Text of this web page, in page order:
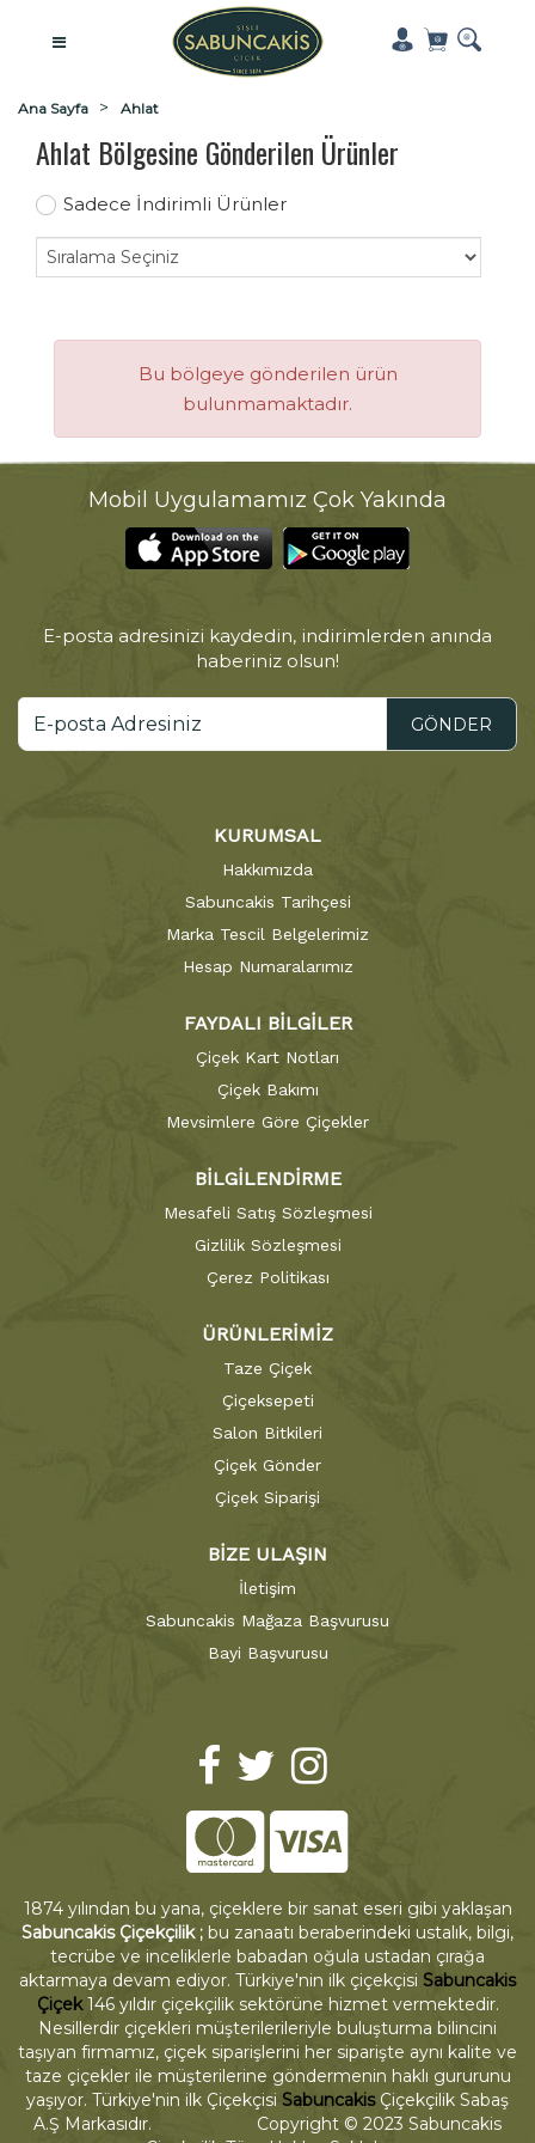
Ana Sayfa Ahlat
Ahlat Bölgesine Gönderilen Ürünler
Sadece İndirimli Ürünler
Bu bölgeye gönderilen ürün
bulunmamaktadır.
Mobil Uygulamamız Çok Yakında
E-posta adresinizi kaydedin, indirimlerden anında
haberiniz olsun!
GÖNDER
KURUMSAL
Hakkımızda
Sabuncakis Tarihçesi
Marka Tescil Belgelerimiz
Hesap Numaralarımız
FAYDALI BİLGİLER
Çiçek Kart Notları
Çiçek Bakımı
Mevsimlere Göre Çiçekler
BİLGİLENDİRME
Mesafeli Satış Sözleşmesi
Gizlilik Sözleşmesi
Çerez Politikası
ÜRÜNLERİMİZ
Taze Çiçek
Çiçeksepeti
Salon Bitkileri
Çiçek Gönder
Çiçek Siparişi
BİZE ULAŞIN
İletişim
Sabuncakis Mağaza Başvurusu
Bayi Başvurusu
1874 yılından bu yana, çiçeklere bir sanat eseri gibi yaklaşan
Sabuncakis Çiçekçilik ; bu zanaatı beraberindeki ustalık, bilgi,
tecrübe ve inceliklerle babadan oğula ustadan çırağa
aktarmaya devam ediyor. Türkiye'nin ilk çiçekçisi Sabuncakis
Çiçek146 yıldır çiçekçilik sektörüne hizmet vermektedir.
Nesillerdir çiçekleri müşterilerileriyle buluşturma bilincini
taşıyan firmamız, çiçek siparişlerini her siparişte aynı kalite ve
taze çiçekler ile müşterilerine göndermenin haklı gururunu
yaşıyor. Türkiye'nin ilk Çiçekçisi SabuncakisÇiçekçilik Sabaş
A.Ş Markasıdır. Copyright © 2023 Sabuncakis